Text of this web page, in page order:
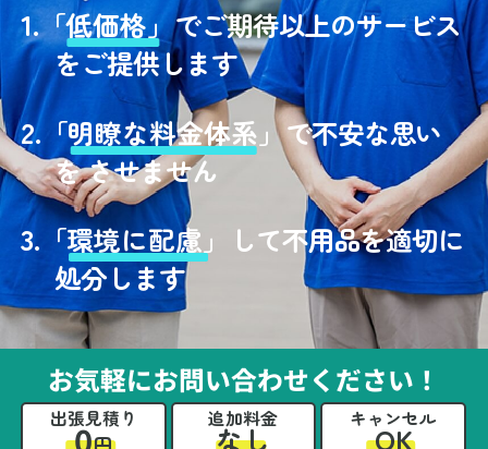
1.「低価格」でご期待以上のサービス
をご提供します
2.「明瞭な料金体系」で不安な思い
を させません
3. 「環境に配慮」
して不用品を適切に
処分します
お気軽にお問い合わせください！
出張見積り
0 追加料金
なし
キャンセル
OK